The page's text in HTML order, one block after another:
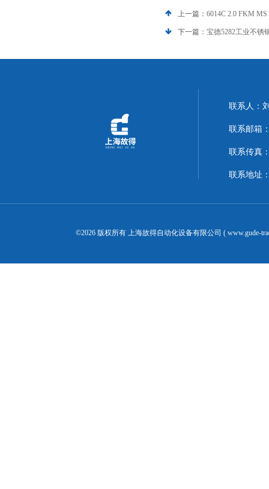
上一篇： 6014C 2.0 FKM
下一篇： 宝德5282工业不锈
联系人：
联系邮箱
联系传真
联系地址
©2026 版权所有 上海故得自动化设备有限公司 ( www.gude-